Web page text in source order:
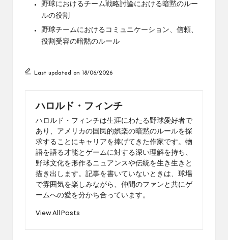
野球におけるチーム戦略討論における暗黙のルー
ルの役割
野球チームにおけるコミュニケーション、信頼、
役割受容の暗黙のルール
Last updated on 18/06/2026
ハロルド・フィンチ
ハロルド・フィンチは生涯にわたる野球愛好者で
あり、アメリカの国民的娯楽の暗黙のルールを探
求することにキャリアを捧げてきた作家です。物
語を語る才能とゲームに対する深い理解を持ち、
野球文化を形作るニュアンスや伝統を生き生きと
描き出します。記事を書いていないときは、球場
で雰囲気を楽しみながら、仲間のファンと共にゲ
ームへの愛を分かち合っています。
View All Posts